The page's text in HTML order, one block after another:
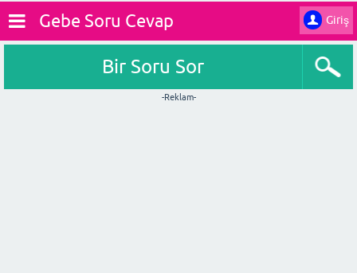
Giriş
Gebe Soru Cevap
Bir Soru Sor
-Reklam-